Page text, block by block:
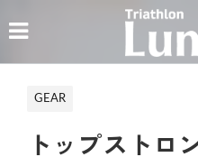
GEAR
トップストロ